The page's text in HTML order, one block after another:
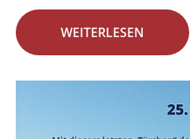
WEITERLESEN